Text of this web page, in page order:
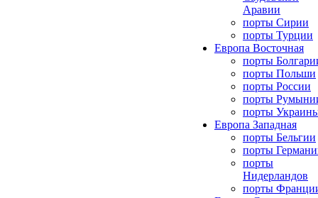
Аравии
порты Сирии
порты Турции
Европа Восточная
порты
порты Польши
порты России
порты
порты
Европа Западная
порты Бельгии
порты
порты
Нидерландов
порты